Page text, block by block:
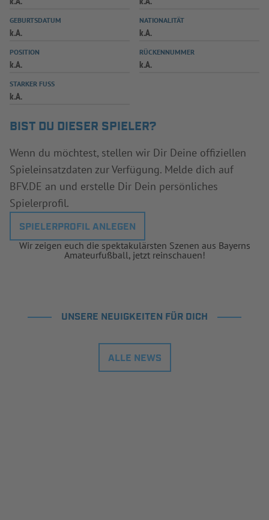
SPIELPLUS
GEBURTSDATUM
k.A.
NATIONALITÄT
k.A.
POSITION
k.A.
RÜCKENNUMMER
k.A.
STARKER FUSS
k.A.
BIST DU DIESER SPIELER?
Wenn du möchtest, stellen wir Dir Deine offiziellen
Spieleinsatzdaten zur Verfügung. Melde dich auf
BFV.DE an und erstelle Dir Dein persönliches
Spielerprofil.
SPIELERPROFIL ANLEGEN
Wir zeigen euch die spektakulärsten Szenen aus Bayerns
Amateurfußball, jetzt reinschauen!
UNSERE NEUIGKEITEN FÜR DICH
ALLE NEWS